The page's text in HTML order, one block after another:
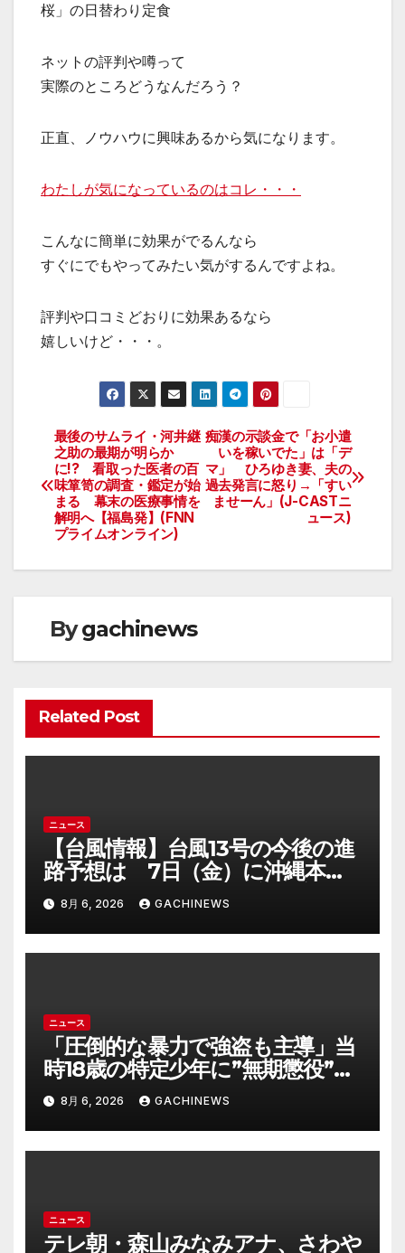
桜」の日替わり定食
ネットの評判や噂って
実際のところどうなんだろう？
正直、ノウハウに興味あるから気になります。
わたしが気になっているのはコレ・・・
こんなに簡単に効果がでるんなら
すぐにでもやってみたい気がするんですよね。
評判や口コミどおりに効果あるなら
嬉しいけど・・・。
投
稿
ナ
ー
シ
ョ
ン
痴漢の示談金で「お小遣
いを稼いでた」は「デ
マ」 ひろゆき妻、夫の
過去発言に怒り→「すい
ませーん」(J-CASTニ
ュース)
最後のサムライ・河井継
之助の最期が明らか
に!? 看取った医者の百
味箪笥の調査・鑑定が始
まる 幕末の医療事情を
解明へ【福島発】(FNN
プライムオンライン)
Bygachinews
Related Post
ニュース
【台風情報】台風13号の今後の進
路予想は 7日（金）に沖縄本島
に直撃するおそれ 一部の家屋が
倒壊するおそれがある猛烈な風が
吹く見込み(FNNプライムオンラ
イン)
8月 6, 2026 GACHINEWS
ニュース
「圧倒的な暴力で強盗も主導」当
時18歳の特定少年に”無期懲役”求
刑の背景『年齢の若さで説明でき
ないほど悪質だと検察が判断』＜
元裁判官が解説＞全国的に見ても
異例のケース_8月7日判決の行方
8月 6, 2026 GACHINEWS
ニュース
テレ朝・森山みなみアナ、さわや